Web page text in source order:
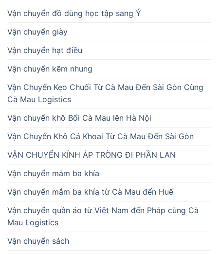
Vận chuyển đồ dùng học tập sang Ý
Vận chuyển giày
Vận chuyển hạt điều
Vận chuyển kẽm nhung
Vận Chuyển Kẹo Chuối Từ Cà Mau Đến Sài Gòn Cùng
Cà Mau Logistics
Vận chuyển khô Bổi Cà Mau lên Hà Nội
Vận Chuyển Khô Cá Khoai Từ Cà Mau Đến Sài Gòn
VẬN CHUYỂN KÍNH ÁP TRÒNG ĐI PHẦN LAN
Vận chuyển mắm ba khía
Vận chuyển mắm ba khía từ Cà Mau đến Huế
Vận chuyển quần áo từ Việt Nam đến Pháp cùng Cà
Mau Logistics
Vận chuyển sách